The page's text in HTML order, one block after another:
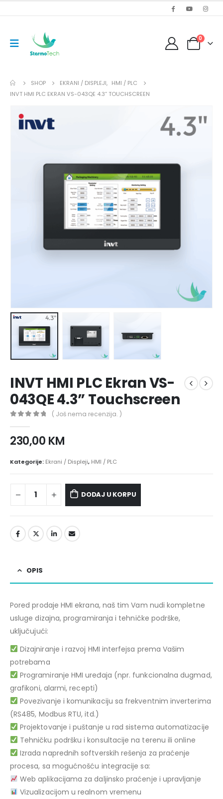
0
SHOP EKRANI / DISPLEJI, HMI / PLC
INVT HMI PLC EKRAN VS-043QE 4.3” TOUCHSCREEN
INVT HMI PLC Ekran VS-
043QE 4.3” Touchscreen
( Još nema recenzija. )
230,00 KM
Kategorije: Ekrani / Displeji, HMI / PLC
DODAJ U KORPU
OPIS
Pored prodaje HMI ekrana, naš tim Vam nudi kompletne
usluge dizajna, programiranja i tehničke podrške,
uključujući:
Dizajniranje i razvoj HMI interfejsa prema Vašim
potrebama
Programiranje HMI uređaja (npr. funkcionalna dugmad,
grafikoni, alarmi, recepti)
Povezivanje i komunikaciju sa frekventnim inverterima
(RS485, Modbus RTU, itd.)
Projektovanje i puštanje u rad sistema automatizacije
Tehničku podršku i konsultacije na terenu ili online
Izrada naprednih softverskih rešenja za praćenje
procesa, sa mogućnošću integracije sa:
Web aplikacijama za daljinsko praćenje i upravljanje
Vizualizacijom u realnom vremenu